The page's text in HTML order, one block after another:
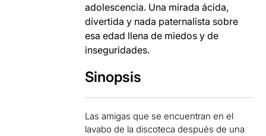
adolescencia. Una mirada ácida,
divertida y nada paternalista sobre
esa edad llena de miedos y de
inseguridades.
Sinopsis
Las amigas que se encuentran en el
lavabo de la discoteca después de una